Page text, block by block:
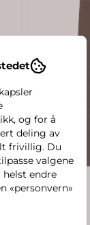
og for å
deling av
frivillig. Du
valgene
helst endre
«personvern»